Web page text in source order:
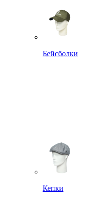
Бейсболки
Кепки